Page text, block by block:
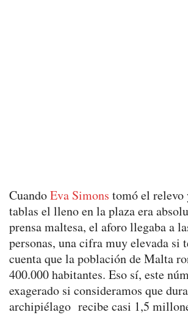
CuandoEva Simons tomó el relevo
tablas el lleno en la plaza era
prensa maltesa, el aforo llegaba a
personas, una cifra muy elevada si
cuenta que la población de Malta
400.000 habitantes. Eso sí, este
exagerado si consideramos que
archipiélago recibe casi 1,5